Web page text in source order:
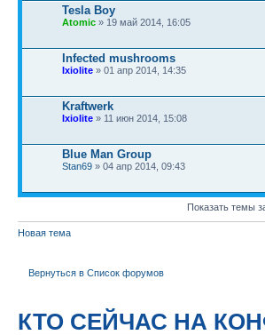
Tesla Boy
Atomic » 19 май 2014, 16:05
Infected mushrooms
Ixiolite » 01 апр 2014, 14:35
Kraftwerk
Ixiolite » 11 июн 2014, 15:08
Blue Man Group
Stan69 » 04 апр 2014, 09:43
Показать темы
Новая тема
Вернуться в Список форумов
КТО СЕЙЧАС НА